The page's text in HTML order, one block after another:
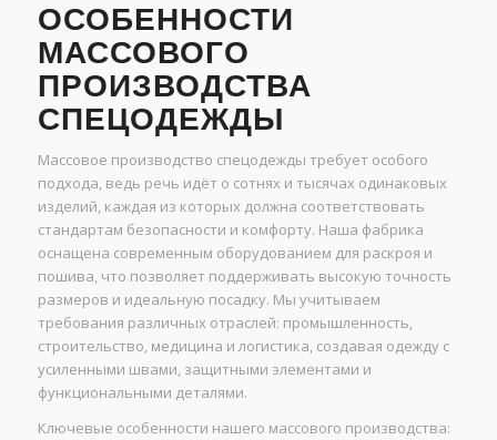
ОСОБЕННОСТИ
МАССОВОГО
ПРОИЗВОДСТВА
СПЕЦОДЕЖДЫ
Массовое производство спецодежды требует особого
подхода, ведь речь идёт о сотнях и тысячах одинаковых
изделий, каждая из которых должна соответствовать
стандартам безопасности и комфорту. Наша фабрика
оснащена современным оборудованием для раскроя и
пошива, что позволяет поддерживать высокую точность
размеров и идеальную посадку. Мы учитываем
требования различных отраслей: промышленность,
строительство, медицина и логистика, создавая одежду с
усиленными швами, защитными элементами и
функциональными деталями.
Ключевые особенности нашего массового производства: